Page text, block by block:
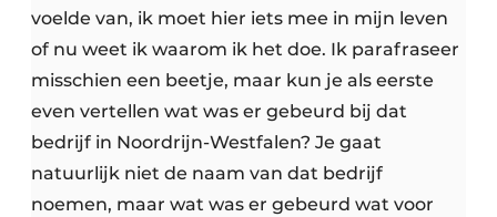
voelde van, ik moet hier iets mee in mijn leven
of nu weet ik waarom ik het doe. Ik parafraseer
misschien een beetje, maar kun je als eerste
even vertellen wat was er gebeurd bij dat
bedrijf in Noordrijn-Westfalen? Je gaat
natuurlijk niet de naam van dat bedrijf
noemen, maar wat was er gebeurd wat voor